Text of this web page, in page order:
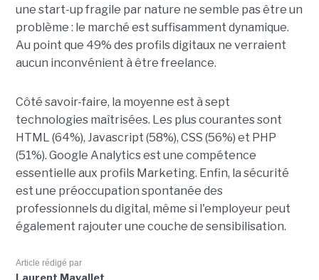
une start-up fragile par nature ne semble pas être un
problème : le marché est suffisamment dynamique.
Au point que 49% des profils digitaux ne verraient
aucun inconvénient à être freelance.
Côté savoir-faire, la moyenne est à sept
technologies maîtrisées. Les plus courantes sont
HTML (64%), Javascript (58%), CSS (56%) et PHP
(51%). Google Analytics est une compétence
essentielle aux profils Marketing. Enfin, la sécurité
est une préoccupation spontanée des
professionnels du digital, même si l'employeur peut
également rajouter une couche de sensibilisation.
Article rédigé par